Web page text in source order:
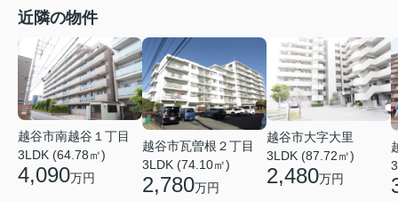
近隣の物件
越谷市南越谷１丁目
3LDK (64.78㎡)
4,090万円
越谷市瓦曽根２丁目
3LDK (74.10㎡)
2,780万円
越谷市大字大里
3LDK (87.72㎡)
2,480万円